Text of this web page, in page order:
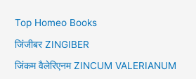
h
f
o
Top Homeo Books
जिंजीबर ZINGIBER
जिंकम वैलेरिएनम ZINCUM VALERIANUM